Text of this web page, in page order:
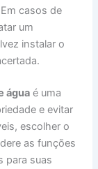
Em casos de
um
instalar o
água é uma
e evitar
escolher o
as funções
para suas